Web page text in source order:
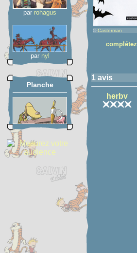
par rohagus
par nyl
Planche
© Casterman
complétez
1 avis
herbv